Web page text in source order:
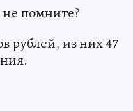
помните?
рублей, из них 47